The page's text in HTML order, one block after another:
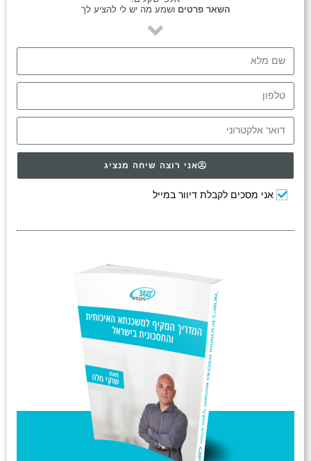
השאר פרטים ושמע מה יש לי להציע לך
אני מסכים לקבלת דיוור במייל
אני רוצה שיחה מנציג